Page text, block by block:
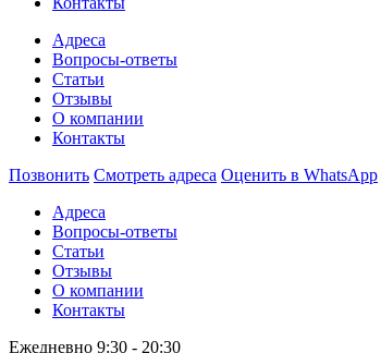
Адреса
Вопросы-ответы
Статьи
Отзывы
О компании
Контакты
Позвонить Смотреть адреса Оценить в WhatsApp
Адреса
Вопросы-ответы
Статьи
Отзывы
О компании
Контакты
Ежедневно 9:30 - 20:30